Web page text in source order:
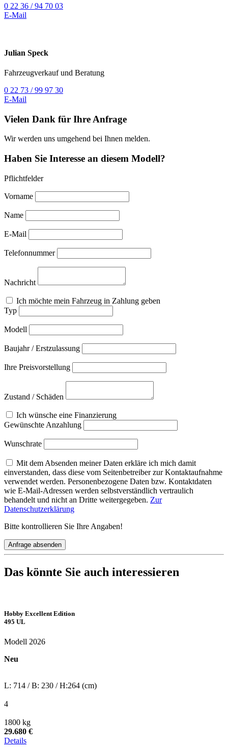
0 22 36 / 94 70 03
E-Mail
Julian Speck
Fahrzeugverkauf und Beratung
0 22 73 / 99 97 30
E-Mail
Vielen Dank für Ihre Anfrage
Wir werden uns umgehend bei Ihnen melden.
Haben Sie Interesse an diesem Modell?
Pflichtfelder
Vorname
Name
E-Mail
Telefonnummer
Nachricht
Ich möchte mein Fahrzeug in Zahlung geben
Typ
Modell
Baujahr / Erstzulassung
Ihre Preisvorstellung
Zustand / Schäden
Ich wünsche eine Finanzierung
Gewünschte Anzahlung
Wunschrate
Mit dem Absenden meiner Daten erkläre ich mich damit
einverstanden, dass diese vom Seitenbetreiber zur Kontaktaufnahme
verwendet werden. Personenbezogene Daten bzw. Kontaktdaten
wie E-Mail-Adressen werden selbstverständlich vertraulich
behandelt und nicht an Dritte weitergegeben. Zur
Datenschutzerklärung
Bitte kontrollieren Sie Ihre Angaben!
Anfrage absenden
Das könnte Sie auch interessieren
Hobby Excellent Edition
495 UL
Modell 2026
Neu
L: 714 / B: 230 / H:264 (cm)
4
1800 kg
29.680 €
Details